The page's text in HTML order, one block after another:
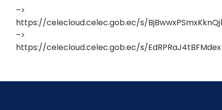
–>
https://celecloud.celec.gob.ec/s/
–>
https://celecloud.celec.gob.ec/s/